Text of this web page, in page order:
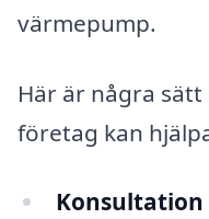
värmepump.
Här är några
företag kan
Konsultation